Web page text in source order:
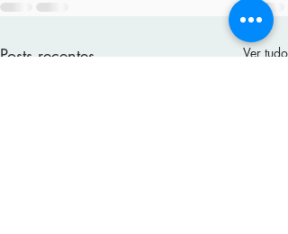
Posts recentes Ver tudo